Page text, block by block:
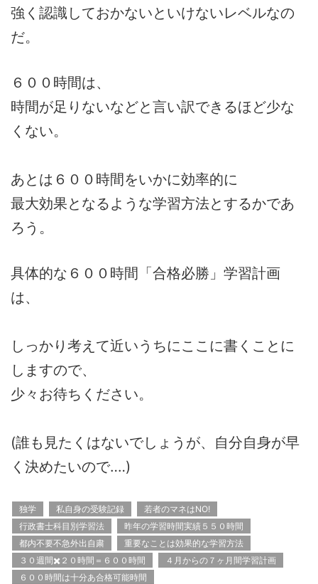
強く認識しておかないといけないレベルなの
だ。
６００時間は、
時間が足りないなどと言い訳できるほど少な
くない。
あとは６００時間をいかに効率的に
最大効果となるような学習方法とするかであ
ろう。
具体的な６００時間「合格必勝」学習計画
は、
しっかり考えて近いうちにここに書くことに
しますので、
少々お待ちください。
(誰も見たくはないでしょうが、自分自身が早
く決めたいので‥‥)
独学 私自身の受験記録
若者のマネはNO!
行政書士科目別学習法
昨年の学習時間実績５５０時間
都内不要不急外出自粛
重要なことは効果的な学習方法
３０週間✖️２０時間＝６００時間
４月からの７ヶ月間学習計画
６００時間は十分あ合格可能時間